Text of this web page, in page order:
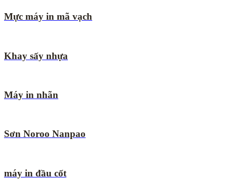
Mực máy in mã vạch
Khay sấy nhựa
Máy in nhãn
Sơn Noroo Nanpao
máy in đầu cốt